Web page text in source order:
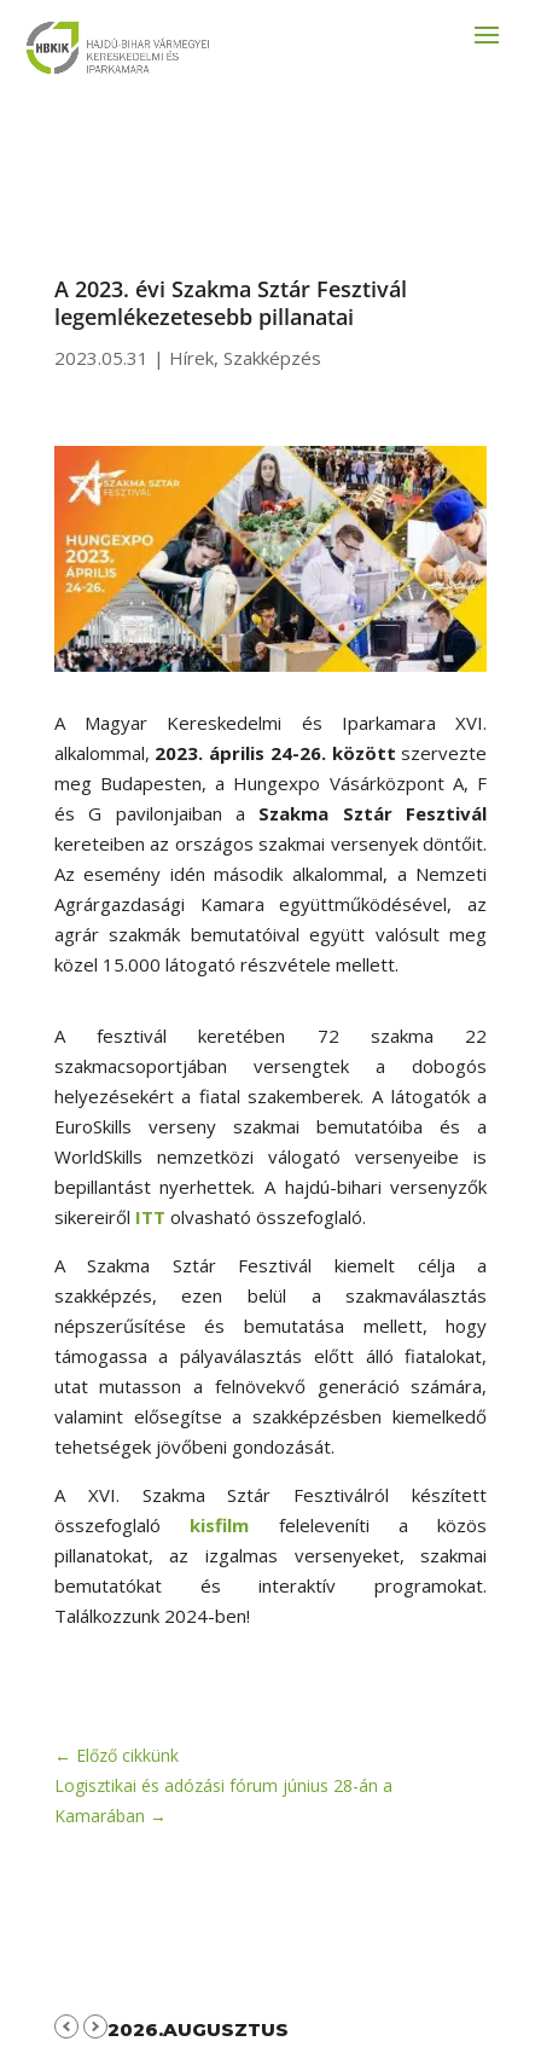
A 2023. évi Szakma Sztár Fesztivál
legemlékezetesebb pillanatai
2023.05.31 | Hírek, Szakképzés
A Magyar Kereskedelmi és Iparkamara XVI.
alkalommal, 2023. április 24-26. között szervezte
meg Budapesten, a Hungexpo Vásárközpont A, F
és G pavilonjaiban a Szakma Sztár Fesztivál
kereteiben az országos szakmai versenyek döntőit.
Az esemény idén második alkalommal, a Nemzeti
Agrárgazdasági Kamara együttműködésével, az
agrár szakmák bemutatóival együtt valósult meg
közel 15.000 látogató részvétele mellett.
A fesztivál keretében 72 szakma 22
szakmacsoportjában versengtek a dobogós
helyezésekért a fiatal szakemberek. A látogatók a
EuroSkills verseny szakmai bemutatóiba és a
WorldSkills nemzetközi válogató versenyeibe is
bepillantást nyerhettek. A hajdú-bihari versenyzők
sikereiről ITT olvasható összefoglaló.
A Szakma Sztár Fesztivál kiemelt célja a
szakképzés, ezen belül a szakmaválasztás
népszerűsítése és bemutatása mellett, hogy
támogassa a pályaválasztás előtt álló fiatalokat,
utat mutasson a felnövekvő generáció számára,
valamint elősegítse a szakképzésben kiemelkedő
tehetségek jövőbeni gondozását.
A XVI. Szakma Sztár Fesztiválról készített
összefoglaló kisfilm feleleveníti a közös
pillanatokat, az izgalmas versenyeket, szakmai
bemutatókat és interaktív programokat.
Találkozzunk 2024-ben!
← Előző cikkünk
Logisztikai és adózási fórum június 28-án a
Kamarában →
2026.AUGUSZTUS